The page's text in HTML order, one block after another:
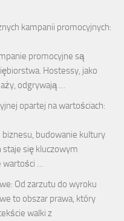
kampanii promocyjnych:
promocyjne są
Hostessy, jako
odgrywają …
opartej na wartościach:
budowanie kultury
staje się kluczowym
…
Od zarzutu do wyroku
to obszar prawa, który
walki z